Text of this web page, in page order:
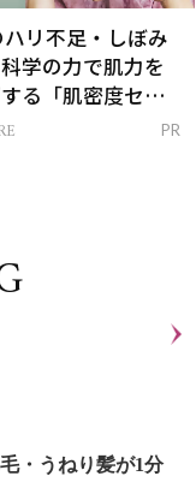
リ不足・しぼみ
学の力で肌力を
る「肌密度セラ
PR
・うねり髪が1分